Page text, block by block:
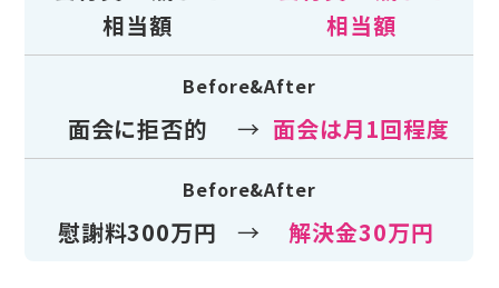
相当額
相当額
Before&After
面会に拒否的 → 面会は月1回程度
Before&After
慰謝料300万円 → 解決金30万円